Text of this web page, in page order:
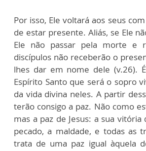
Por isso, Ele voltará aos seus
de estar presente. Aliás, se Ele
Ele não passar pela morte e
discípulos não receberão o
lhes dar em nome dele (v.26).
Espírito Santo que será o sopro
da vida divina neles. A partir
terão consigo a paz. Não como
mas a paz de Jesus: a sua vitória
pecado, a maldade, e todas as
trata de uma paz igual àquela